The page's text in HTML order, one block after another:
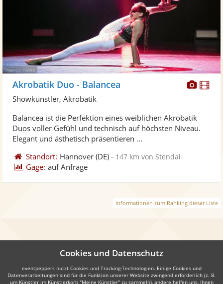
Akrobatik Duo - Balancea
Showkünstler, Akrobatik
Balancea ist die Perfektion eines weiblichen Akrobatik
Duos voller Gefühl und technisch auf höchsten Niveau.
Elegant und ästhetisch präsentieren ...
Standort: Hannover (DE) - 147 km von Stendal
Gage: auf Anfrage
Informationen zum Ranking dieser Liste
Auch interessant:
Cookies und Datenschutz
eventpeppers nutzt Cookies und Tracking-Technologien. Einige Cookies und
Datenverarbeitungen sind für die Funktion unserer Website zwingend erforderlich (z. B.
um Künstler im Künstlerkorb "Meine Künstler" zu sammeln), andere helfen uns, Ihnen